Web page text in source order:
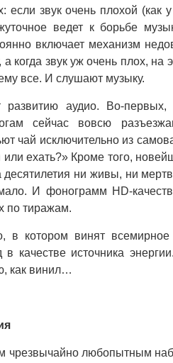
если звук очень плохой (как
ведет к борьбе
включает механизм
когда звук уж очень плох, на
все. И слушают музыку.
аудио. Во-первых,
сейчас вовсю
чай исключительно из
ехать?» Кроме того,
десятилетия ни живы, ни
И фонограмм HD-
по тиражам.
в котором винят
в качестве источника
как винил…
чрезвычайно любопытным